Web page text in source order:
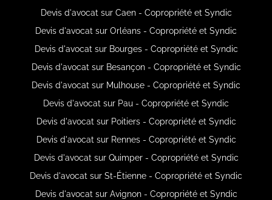
Devis d'avocat sur Caen - Copropriété et Syndic
Devis d'avocat sur Orléans - Copropriété et Syndic
Devis d'avocat sur Bourges - Copropriété et Syndic
Devis d'avocat sur Besançon - Copropriété et Syndic
Devis d'avocat sur Mulhouse - Copropriété et Syndic
Devis d'avocat sur Pau - Copropriété et Syndic
Devis d'avocat sur Poitiers - Copropriété et Syndic
Devis d'avocat sur Rennes - Copropriété et Syndic
Devis d'avocat sur Quimper - Copropriété et Syndic
Devis d'avocat sur St-Étienne - Copropriété et Syndic
Devis d'avocat sur Avignon - Copropriété et Syndic